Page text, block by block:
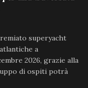
superyacht
a
2026, grazie alla
di ospiti potrà